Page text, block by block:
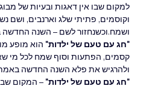
למקום שבו אין דאגות ובעיות של
וקוסמים, פתיתי שלג וארנבים, ושם
ושמח.וכשנחזור לשם – השנה החדשה
"חג עם טעם של ילדות" הוא מופע
קסמים, הפתעות וסוף שמח לכל מי
ולהרגיש את פלא השנה החדשה
"חג עם טעם של ילדות" – המקום